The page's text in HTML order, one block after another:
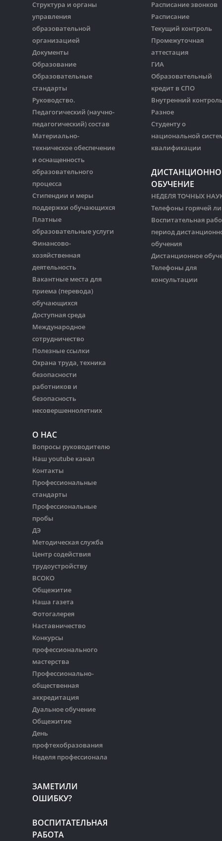
Структура и органы
управления
образовательной
организацией
Документы
Образование
Образовательные
стандарты
Руководство.
Педагогический (научно-
педагогический) состав
Материально-
техническое обеспечение
и оснащенность
образовательного
процесса
Стипендии и меры
поддержки обучающихся
Платные
образовательные услуги
Финансово-
хозяйственная
деятельность
Вакантные места для
приема (перевода)
обучающихся
Доступная среда
Международное
сотрудничество
Полезные ссылки
Охрана труда, техника
безопасности
работников и
безопасность
несовершеннолетних
О НАС
Вопросы руководителю
Наш youtube канал
Контакты
Профессиональные
стандарты
Профессиональные
пробы
ДЭ
Методическая служба
Центр содействия
трудоустройству
ВСОКО
Общежитие
Наша газета
Фотогалерея
Наставничество
Конкурсы
профессионального
мастерства
Профессионально-
общественная
аккредитация
Дуальное обучение
Общежитие
День
профтехобразования
Неделя профессионала
Расписание звонков
Расписание
Текущий контроль
Промежуточная
аттестация
ГИА
Образовательный
кредит в СПО
Внутренний
Разное
Студенту о
национальной
квалификации
ОБУЧЕНИЕ
НЕДЕЛЯ ТОЧНЫХ
Телефоны горячей
Воспитательная
период
обучения
Дистанционное
Телефоны для
консультации
ЗАМЕТИЛИ
ОШИБКУ?
ВОСПИТАТЕЛЬНАЯ
РАБОТА